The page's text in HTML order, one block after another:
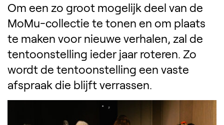
Om een zo groot mogelijk deel van de
MoMu-collectie te tonen en om plaats
te maken voor nieuwe verhalen, zal de
tentoonstelling ieder jaar roteren. Zo
wordt de tentoonstelling een vaste
afspraak die blijft verrassen.